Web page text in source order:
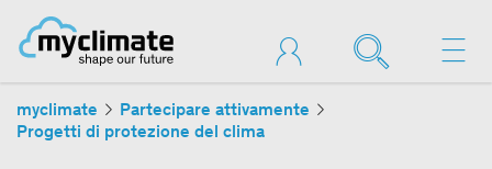
myclimate
Partecipare attivamente
Progetti di protezione del clima